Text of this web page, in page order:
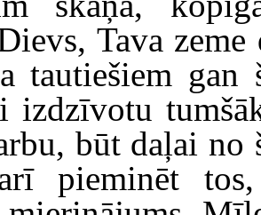
Tava
tautiešiem gan
izdzīvotu
būt daļai
pieminēt